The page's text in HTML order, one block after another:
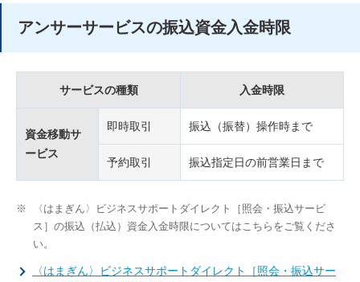
アンサーサービスの振込資金入金時限
サービスの種類 入金時限
資金移動サ
ービス
即時取引 振込（振替）操作時まで
予約取引 振込指定日の前営業日まで
※
〈はまぎん〉ビジネスサポートダイレクト［照会・振込サービ
ス］の振込（払込）資金入金時限についてはこちらをご覧くださ
い。
〈はまぎん〉ビジネスサポートダイレクト［照会・振込サー